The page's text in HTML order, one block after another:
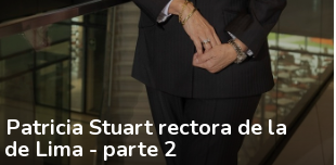
Patricia Stuart rectora de la
Lima - parte 2